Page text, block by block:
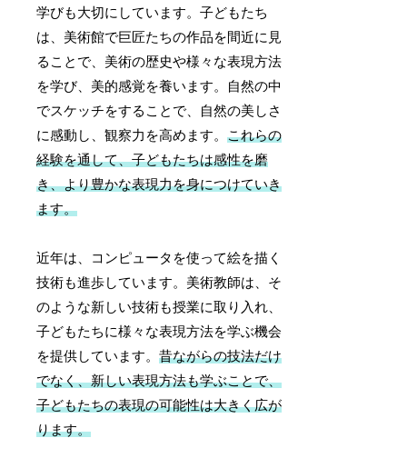
学びも大切にしています。子どもたち
は、美術館で巨匠たちの作品を間近に見
ることで、美術の歴史や様々な表現方法
を学び、美的感覚を養います。自然の中
でスケッチをすることで、自然の美しさ
に感動し、観察力を高めます。これらの
経験を通して、子どもたちは感性を磨
き、より豊かな表現力を身につけていき
ます。
近年は、コンピュータを使って絵を描く
技術も進歩しています。美術教師は、そ
のような新しい技術も授業に取り入れ、
子どもたちに様々な表現方法を学ぶ機会
を提供しています。昔ながらの技法だけ
でなく、新しい表現方法も学ぶことで、
子どもたちの表現の可能性は大きく広が
ります。